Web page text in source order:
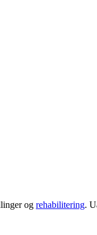
og rehabilitering.